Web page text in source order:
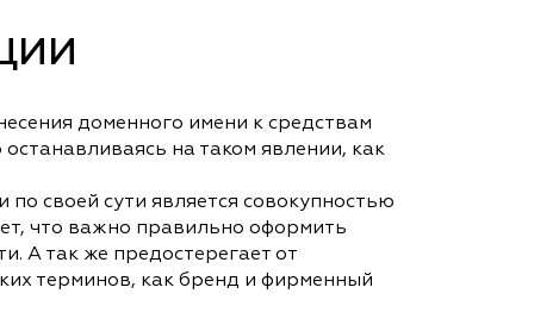
доменного имени к средствам
на таком явлении, как
своей сути является совокупностью
что важно правильно оформить
А так же предостерегает от
терминов, как бренд и фирменный